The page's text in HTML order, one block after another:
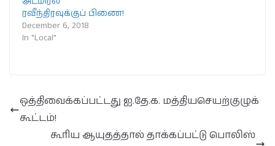
ரவீந்திரவுக்குப் பிணை!
December 6, 2018
In "Local"
ஒத்திவைக்கப்பட்டது ஐ.தே.க. மத்தியசெயற்குழுக்
கூட்டம்!
கூரிய ஆயுதத்தால் தாக்கப்பட்டு பொலிஸ்